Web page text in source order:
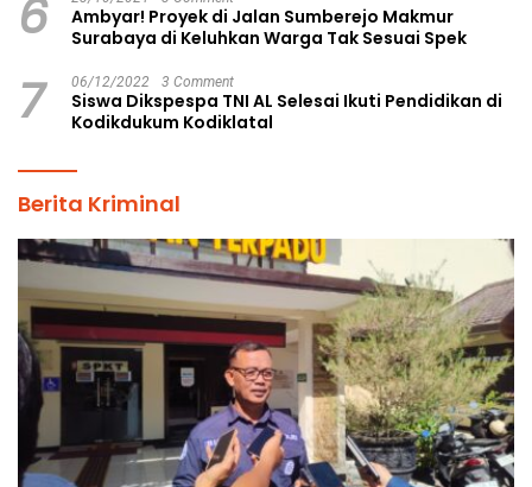
6
Ambyar! Proyek di Jalan Sumberejo Makmur
Surabaya di Keluhkan Warga Tak Sesuai Spek
7 06/12/2022 3 Comment
Siswa Dikspespa TNI AL Selesai Ikuti Pendidikan di
Kodikdukum Kodiklatal
Berita Kriminal